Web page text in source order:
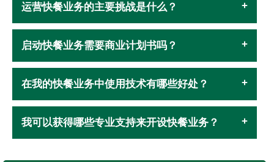
运营快餐业务的主要挑战是什么？
启动快餐业务需要商业计划书吗？
在我的快餐业务中使用技术有哪些好处？
我可以获得哪些专业支持来开设快餐业务？